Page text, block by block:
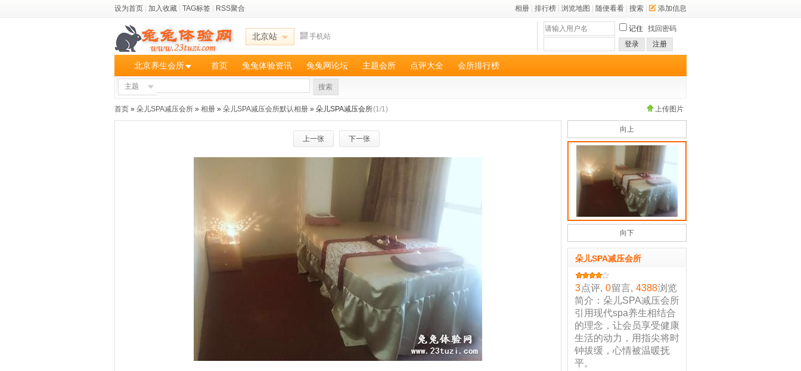
设为首页 加入收藏 TAG标签 RSS聚合 相册 排行榜 浏览地图 随便看看 搜索 添加信息
北京站 手机站
记住 找回密码
登录
注册
北京养生会所 首页 兔兔体验资讯 兔兔网论坛 主题会所 点评大全 会所排行榜
主题 搜索
上传图片
首页 » 朵儿SPA减压会所 » 相册 » 朵儿SPA减压会所默认相册 » 朵儿SPA减压会所(1/1)
上一张 下一张
向上
向下
朵儿SPA减压会所
3点评, 0留言, 4388浏览
简介：朵儿SPA减压会所
引用现代spa养生相结合
的理念，让会员享受健康
生活的动力，用指尖将时
钟拔缓，心情被温暖抚
平。